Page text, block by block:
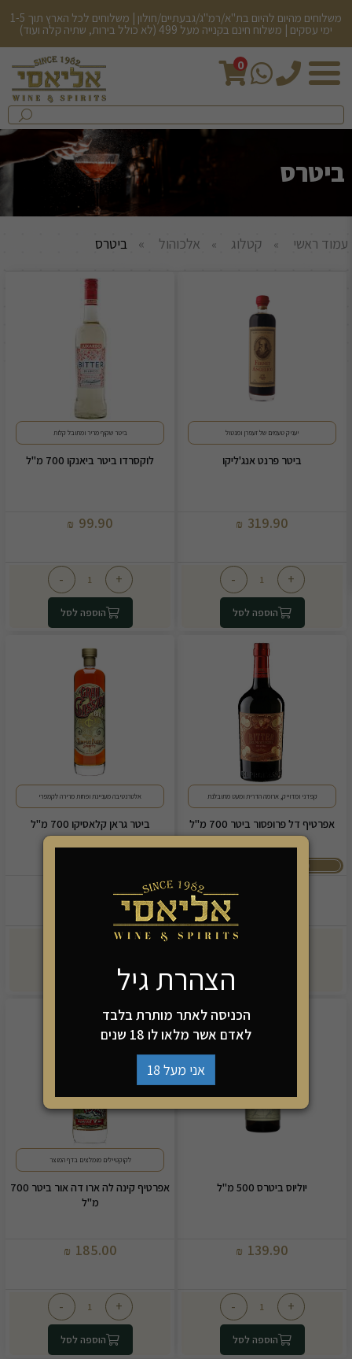
משלוחים מהיום להיום בת"א/רמ"ג/גבעתיים/חולון | משלוחים לכל הארץ תוך 1-5
ימי עסקים | משלוח חינם בקנייה מעל 499 (לא כולל בירות, שתיה קלה ועוד)
0
חיפש
בחנות...
שלח
ביטרס
עמוד ראשי קטלוג אלכוהול ביטרס
יעניק טעמים של זעפרן ומנטול
ביטר פרנט אנג'ליקו
319.90
₪
+
-
הוספה לסל
ביטר שקוף מריר ומתובל קלות
לוקסרדו ביטר ביאנקו 700 מ"ל
99.90
₪
+
-
הוספה לסל
קפדני ומדוייק, ארומה הדרית ומעט מתובלנת
אפרטיף דל פרופסור ביטר 700 מ"ל
מתכון לקוקטייל בדף המוצר
-
הוספה לסל
אלטרנטיבה מעניינת ופחות מרירה לקמפרי
ביטר גראן קלאסיקו 700 מ"ל
+
יוליוס ביטרס 500 מ"ל
139.90
₪
+
-
הוספה לסל
לקוקטיילים מומלצים בדף המוצר
אפרטיף קינה לה ארו דה אור ביטר 700
מ"ל
185.00
₪
+
-
הוספה לסל
הצהרת גיל
הכניסה לאתר מותרת בלבד
לאדם אשר מלאו לו 18 שנים
אני מעל 18